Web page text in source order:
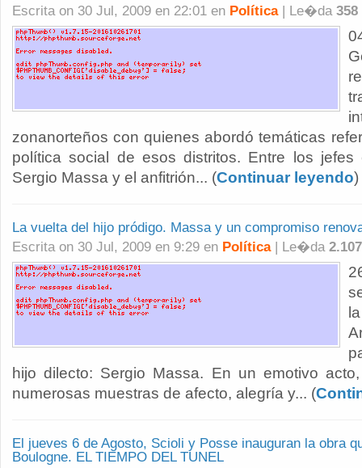
Escrita on 30 Jul, 2009 en 22:01 en Política| Le�da 358
zonanorteños con quienes abordó temáticas
política social de esos distritos. Entre los jefes
Sergio Massa y el anfitrión... (Continuar leyendo)
La vuelta del hijo pródigo. Massa y un compromiso
Escrita on 30 Jul, 2009 en 9:29 en Política| Le�da 2.107
hijo dilecto: Sergio Massa. En un emotivo
numerosas muestras de afecto, alegría y... (
El jueves 6 de Agosto, Scioli y Posse inauguran la obra
Boulogne. EL TIEMPO DEL TUNEL